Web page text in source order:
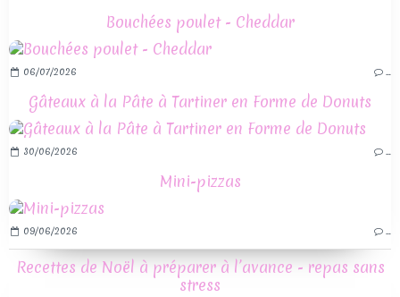
Bouchées poulet - Cheddar
06/07/2026 …
Gâteaux à la Pâte à Tartiner en Forme de Donuts
30/06/2026 …
Mini-pizzas
09/06/2026 …
Recettes de Noël à préparer à l’avance - repas sans
stress